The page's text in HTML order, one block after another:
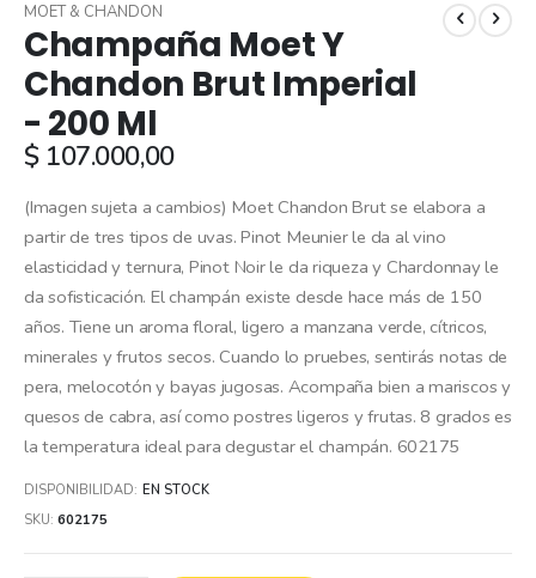
to
the
beginning
of
images
gallery
Champaña Moet Y
Chandon Brut Imperial
- 200 Ml
MOET & CHANDON
$ 107.000,00
(Imagen sujeta a cambios) Moet Chandon Brut se elabora a
partir de tres tipos de uvas. Pinot Meunier le da al vino
elasticidad y ternura, Pinot Noir le da riqueza y Chardonnay le
da sofisticación. El champán existe desde hace más de 150
años. Tiene un aroma floral, ligero a manzana verde, cítricos,
minerales y frutos secos. Cuando lo pruebes, sentirás notas de
pera, melocotón y bayas jugosas. Acompaña bien a mariscos y
quesos de cabra, así como postres ligeros y frutas. 8 grados es
la temperatura ideal para degustar el champán. 602175
DISPONIBILIDAD: EN STOCK
SKU 602175